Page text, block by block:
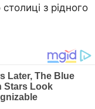
з рідного